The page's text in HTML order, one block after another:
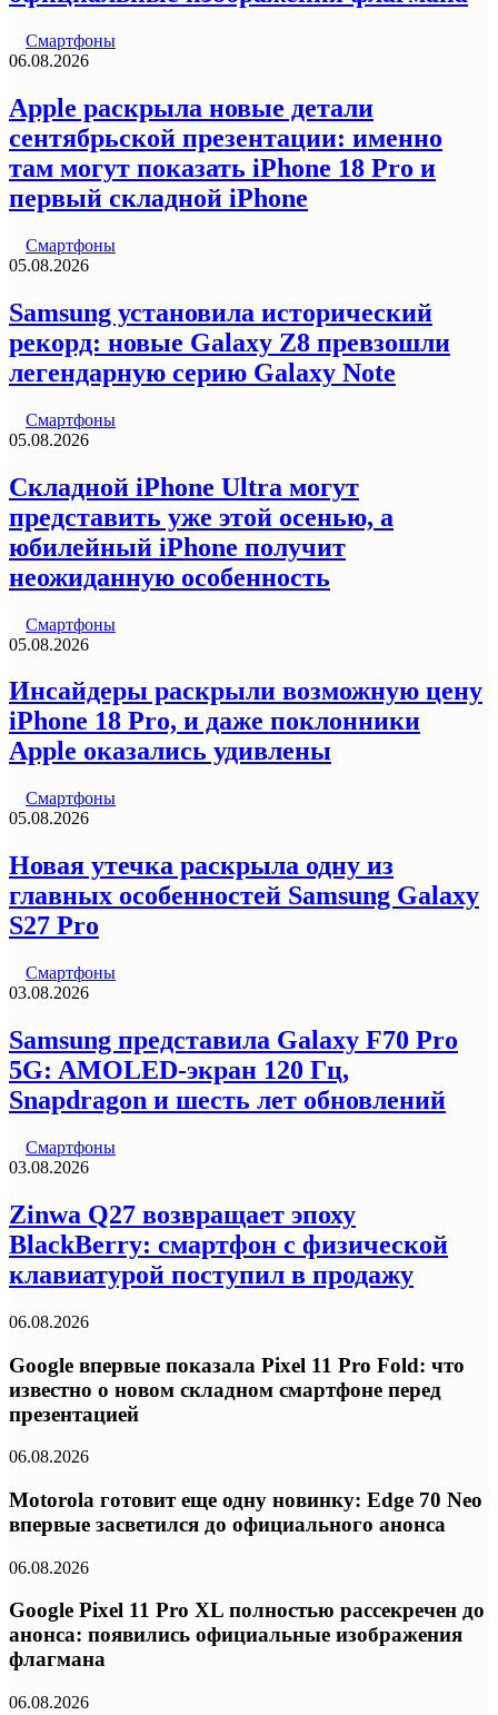
Смартфоны
06.08.2026
Apple раскрыла новые детали
сентябрьской презентации: именно
там могут показать iPhone 18 Pro и
первый складной iPhone
Смартфоны
05.08.2026
Samsung установила исторический
рекорд: новые Galaxy Z8 превзошли
легендарную серию Galaxy Note
Смартфоны
05.08.2026
Складной iPhone Ultra могут
представить уже этой осенью, а
юбилейный iPhone получит
неожиданную особенность
Смартфоны
05.08.2026
Инсайдеры раскрыли возможную цену
iPhone 18 Pro, и даже поклонники
Apple оказались удивлены
Смартфоны
05.08.2026
Новая утечка раскрыла одну из
главных особенностей Samsung Galaxy
S27 Pro
Смартфоны
03.08.2026
Samsung представила Galaxy F70 Pro
5G: AMOLED-экран 120 Гц,
Snapdragon и шесть лет обновлений
Смартфоны
03.08.2026
Zinwa Q27 возвращает эпоху
BlackBerry: смартфон с физической
клавиатурой поступил в продажу
06.08.2026
Google впервые показала Pixel 11 Pro Fold: что
известно о новом складном смартфоне перед
презентацией
06.08.2026
Motorola готовит еще одну новинку: Edge 70 Neo
впервые засветился до официального анонса
06.08.2026
Google Pixel 11 Pro XL полностью рассекречен до
анонса: появились официальные изображения
флагмана
06.08.2026